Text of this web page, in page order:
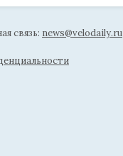
связь: news@velodaily.ru